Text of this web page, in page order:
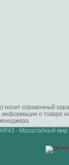
носит справочный
информации о
- Масштабный мир